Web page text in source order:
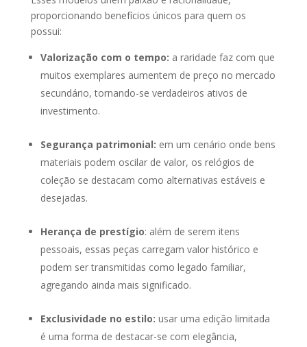
proporcionando benefícios únicos para quem os
possui:
Valorização com o tempo: a raridade faz com que
muitos exemplares aumentem de preço no mercado
secundário, tornando-se verdadeiros ativos de
investimento.
Segurança patrimonial: em um cenário onde bens
materiais podem oscilar de valor, os relógios de
coleção se destacam como alternativas estáveis e
desejadas.
Herança de prestígio: além de serem itens
pessoais, essas peças carregam valor histórico e
podem ser transmitidas como legado familiar,
agregando ainda mais significado.
Exclusividade no estilo: usar uma edição limitada
é uma forma de destacar-se com elegância,